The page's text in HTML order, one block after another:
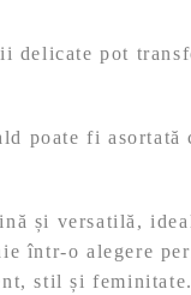
delicate pot
fi asortată
și versatilă,
într-o alegere
stil și feminitate.